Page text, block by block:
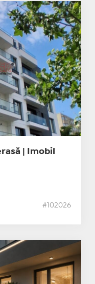
| Imobil
#102026